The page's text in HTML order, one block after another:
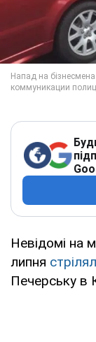
Невідомі на
липня
Печерську в